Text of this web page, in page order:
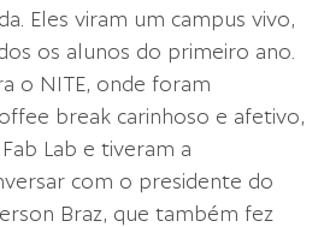
Eles viram um campus vivo,
os alunos do primeiro ano.
o NITE, onde foram
break carinhoso e afetivo,
Lab e tiveram a
com o presidente do
Braz, que também fez